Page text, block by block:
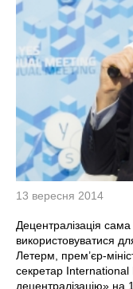
13 вересня 2014
Децентралізація
використовуватися
Летерм, прем’єр-
секретар International
децентралізацію» на